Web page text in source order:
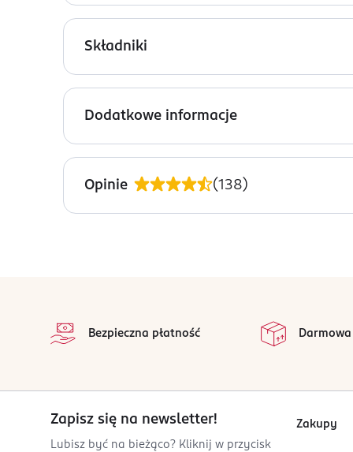
Kompaktowa szczotka do włosów. Wykonana z
podwójna krzywizna , dopasowuje się do
doskonale sprawdzi się do rozczesywania
Składniki
20% biobased material and 80% PP
Dodatkowe informacje
PRODUCENT/PODMIOT ODPOWIEDZIALNY
Zenner-Poland Sp. z o.o.
Rokicińska 211
92-620
5 900939 414228
Opinie (138)
Bezpieczna płatność
Zapisz się na newsletter!
Lubisz być na bieżąco? Kliknij w przycisk
Zakupy